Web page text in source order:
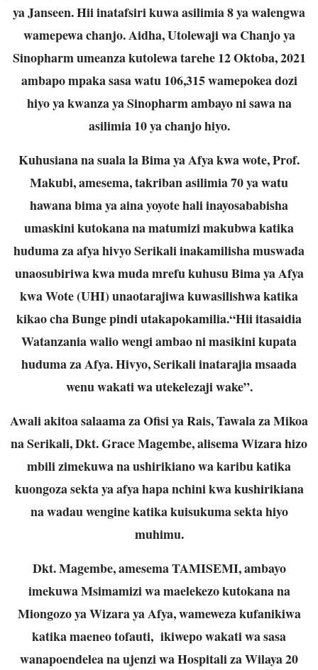
ya Janseen. Hii inatafsiri kuwa asilimia 8 ya walengwa
wamepewa chanjo. Aidha, Utolewaji wa Chanjo ya
Sinopharm umeanza kutolewa tarehe 12 Oktoba, 2021
ambapo mpaka sasa watu 106,315 wamepokea dozi
hiyo ya kwanza ya Sinopharm ambayo ni sawa na
asilimia 10 ya chanjo hiyo.
Kuhusiana na suala la Bima ya Afya kwa wote, Prof.
Makubi, amesema, takriban asilimia 70 ya watu
hawana bima ya aina yoyote hali inayosababisha
umaskini kutokana na matumizi makubwa katika
huduma za afya hivyo Serikali inakamilisha muswada
unaosubiriwa kwa muda mrefu kuhusu Bima ya Afya
kwa Wote (UHI) unaotarajiwa kuwasilishwa katika
kikao cha Bunge pindi utakapokamilia.“Hii itasaidia
Watanzania walio wengi ambao ni masikini kupata
huduma za Afya. Hivyo, Serikali inatarajia msaada
wenu wakati wa utekelezaji wake”.
Awali akitoa salaama za Ofisi ya Rais, Tawala za Mikoa
na Serikali, Dkt. Grace Magembe, alisema Wizara hizo
mbili zimekuwa na ushirikiano wa karibu katika
kuongoza sekta ya afya hapa nchini kwa kushirikiana
na wadau wengine katika kuisukuma sekta hiyo
muhimu.
Dkt. Magembe, amesema TAMISEMI, ambayo
imekuwa Msimamizi wa maelekezo kutokana na
Miongozo ya Wizara ya Afya, wameweza kufanikiwa
katika maeneo tofauti, ikiwepo wakati wa sasa
wanapoendelea na ujenzi wa Hospitali za Wilaya 20